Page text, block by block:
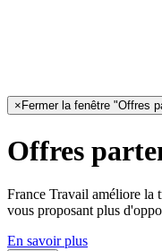
× Fermer la fenêtre "Offres
Offres
France Travail améliore la
vous proposant plus
En savoir plus